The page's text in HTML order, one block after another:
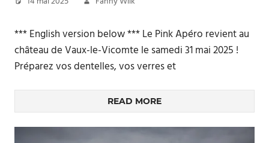
*** English version below *** Le Pink Apéro revient au
château de Vaux-le-Vicomte le samedi 31 mai 2025 !
Préparez vos dentelles, vos verres et
READ MORE